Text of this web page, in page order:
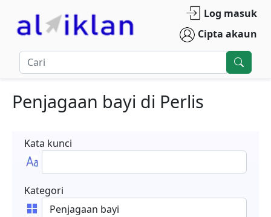
Log masuk
Cipta akaun
Penjagaan bayi di Perlis
Kata kunci
Kategori